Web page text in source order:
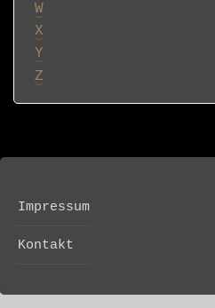
W
X
Y
Z
FOOTER
Impressum
Kontakt